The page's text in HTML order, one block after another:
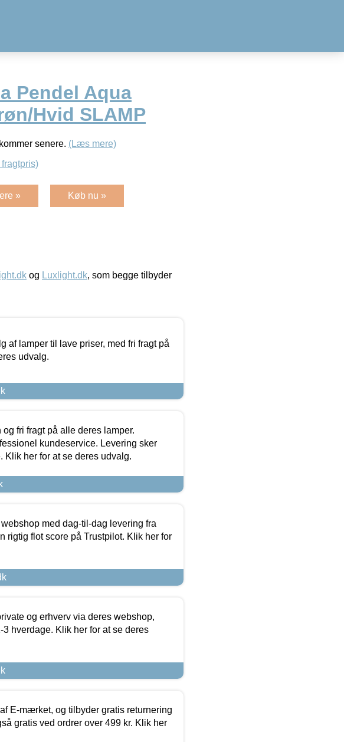
Pendel Aqua
Hvid SLAMP
senere. (Læs mere)
fragtpris)
» Køb nu »
og Luxlight.dk, som begge tilbyder
af lamper til lave priser, med fri fragt på
udvalg.
fri fragt på alle deres lamper.
kundeservice. Levering sker
Klik her for at se deres udvalg.
med dag-til-dag levering fra
rigtig flot score på Trustpilot. Klik her for
og erhverv via deres webshop,
hverdage. Klik her for at se deres
E-mærket, og tilbyder gratis returnering
gratis ved ordrer over 499 kr. Klik her